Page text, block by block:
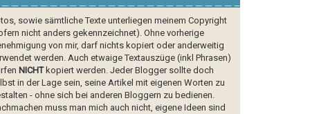
sowie sämtliche Texte unterliegen meinem Copyright
nicht anders gekennzeichnet). Ohne vorherige
von mir, darf nichts kopiert oder anderweitig
werden. Auch etwaige Textauszüge (inkl Phrasen)
NICHTkopiert werden. Jeder Blogger sollte doch
in der Lage sein, seine Artikel mit eigenen Worten zu
- ohne sich bei anderen Bloggern zu bedienen.
muss man mich auch nicht, eigene Ideen sind